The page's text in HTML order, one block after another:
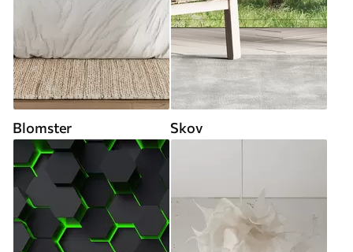
Blomster Skov